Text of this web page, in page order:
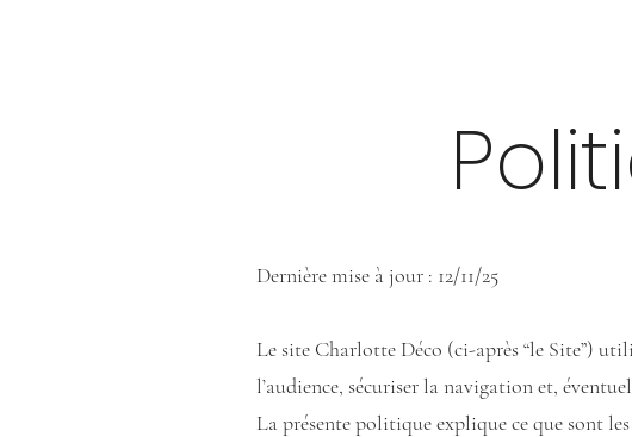
Dernière mise à jour : 12/11/25
Le site Charlotte Déco (ci-après “le Site”)
l’audience, sécuriser la navigation et,
La présente politique explique ce que sont